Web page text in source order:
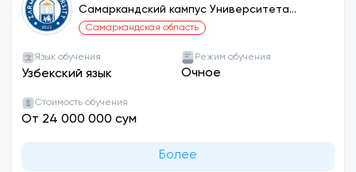
УНИВЕРСИТЕТ СЕЛЬЧУК, ТУРЦИЯ
Самаркандский кампус Университета
ЗАРМЕД
Самаркандская область
Язык обучения
Узбекский язык
Режим обучения
Очное
Стоимость обучения
От 24 000 000 сум
Более